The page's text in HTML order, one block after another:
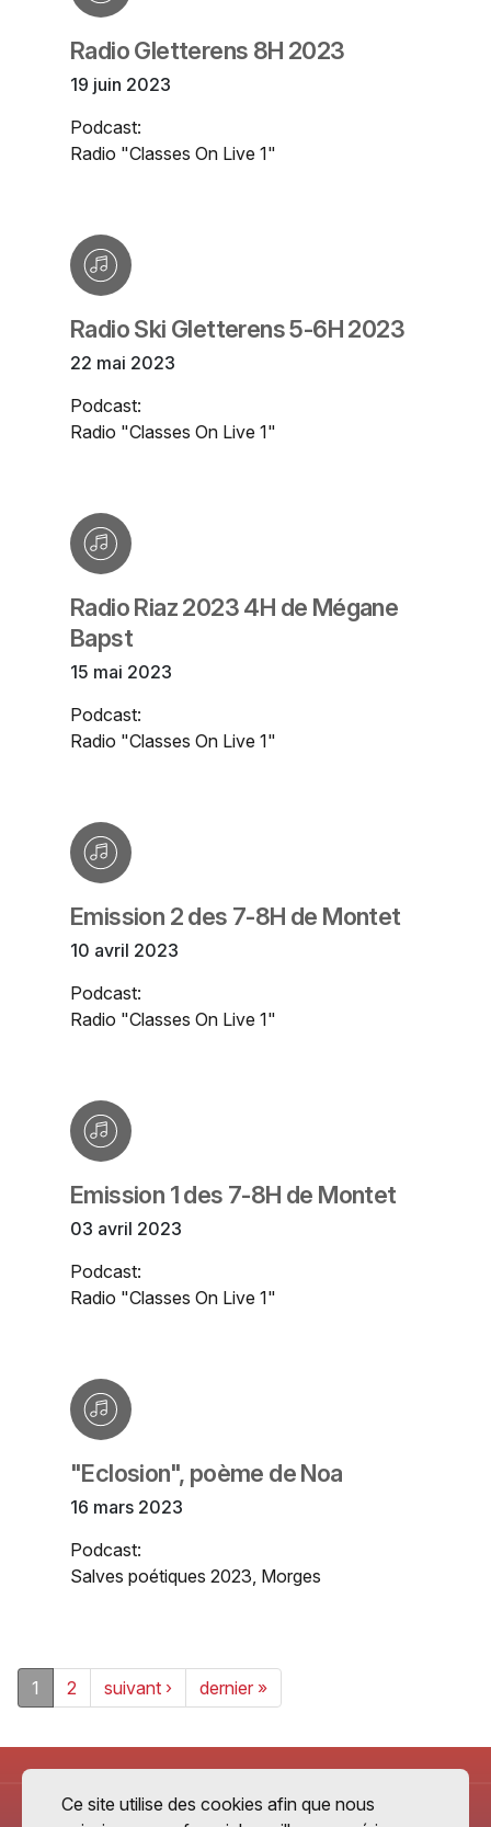
Radio Gletterens 8H 2023
19 juin 2023
Podcast:
Radio "Classes On Live 1"
Radio Ski Gletterens 5-6H 2023
22 mai 2023
Podcast:
Radio "Classes On Live 1"
Radio Riaz 2023 4H de Mégane
Bapst
15 mai 2023
Podcast:
Radio "Classes On Live 1"
Emission 2 des 7-8H de Montet
10 avril 2023
Podcast:
Radio "Classes On Live 1"
Emission 1 des 7-8H de Montet
03 avril 2023
Podcast:
Radio "Classes On Live 1"
"Eclosion", poème de Noa
16 mars 2023
Podcast:
Salves poétiques 2023, Morges
1 2 suivant › dernier »
Ce site utilise des cookies afin que nous